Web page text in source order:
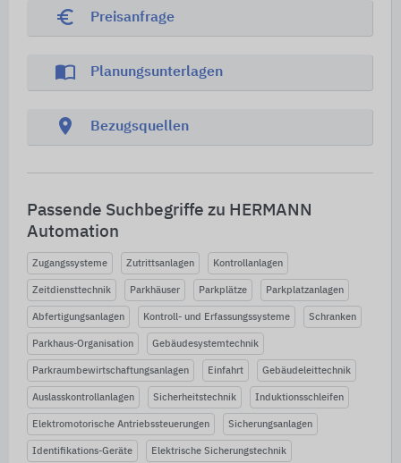
euro_symbol Preisanfrage
import_contacts Planungsunterlagen
location_on Bezugsquellen
Passende Suchbegriffe zu HERMANN
Automation
Zugangssysteme Zutrittsanlagen Kontrollanlagen
Zeitdiensttechnik Parkhäuser Parkplätze Parkplatzanlagen
Abfertigungsanlagen Kontroll- und Erfassungssysteme Schranken
Parkhaus-Organisation Gebäudesystemtechnik
Parkraumbewirtschaftungsanlagen Einfahrt Gebäudeleittechnik
Auslasskontrollanlagen Sicherheitstechnik Induktionsschleifen
Elektromotorische Antriebssteuerungen Sicherungsanlagen
Identifikations-Geräte Elektrische Sicherungstechnik